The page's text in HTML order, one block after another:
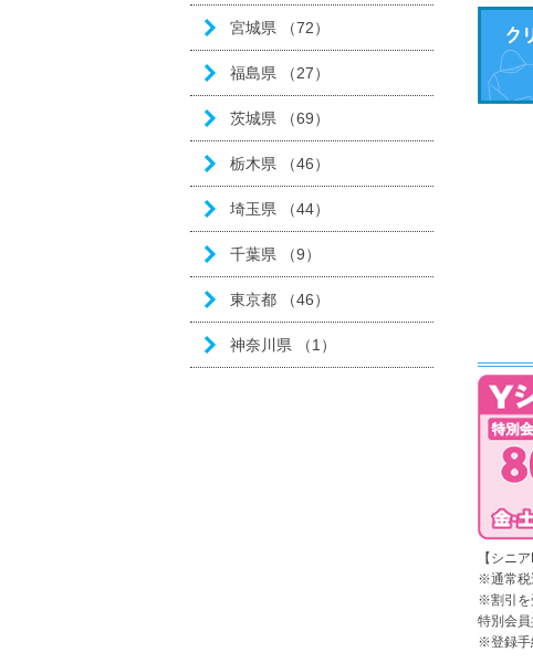
【シニ
※通常税
※割引を
特別会
※登録手
宮城県 （72）
福島県 （27）
茨城県 （69）
栃木県 （46）
埼玉県 （44）
千葉県 （9）
東京都 （46）
神奈川県 （1）